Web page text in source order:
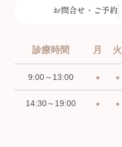
お問合せ・ご予約
診療時間 月 火
9:00～13:00 ● ●
14:30～19:00 ● ●